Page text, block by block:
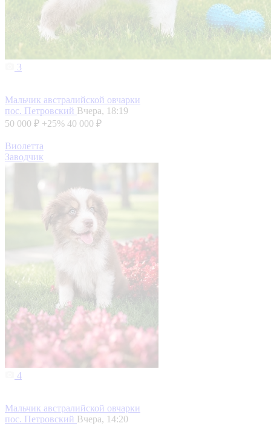
3
Мальчик австралийской овчарки
пос. Петровский Вчера, 18:19
50 000 ₽ +25% 40 000 ₽
Виолетта
Заводчик
4
Мальчик австралийской овчарки
пос. Петровский Вчера, 14:20